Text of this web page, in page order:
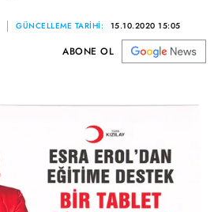
GÜNCELLEME TARİHİ: 15.10.2020 15:05
ABONE OL